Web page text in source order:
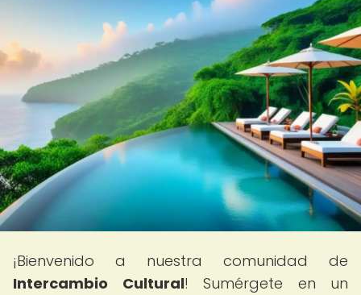
¡Bienvenido a nuestra comunidad de
Intercambio Cultural! Sumérgete en un